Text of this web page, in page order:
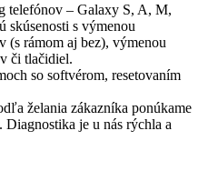
telefónov – Galaxy S, A, M,
skúsenosti s výmenou
rámom aj bez), výmenou
či tlačidiel.
so softvérom, resetovaním
želania zákazníka ponúkame
je u nás rýchla a